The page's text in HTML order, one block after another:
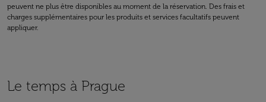
peuvent ne plus être disponibles au moment de la réservation. Des frais et
charges supplémentaires pour les produits et services facultatifs peuvent
appliquer.
Le temps à Prague